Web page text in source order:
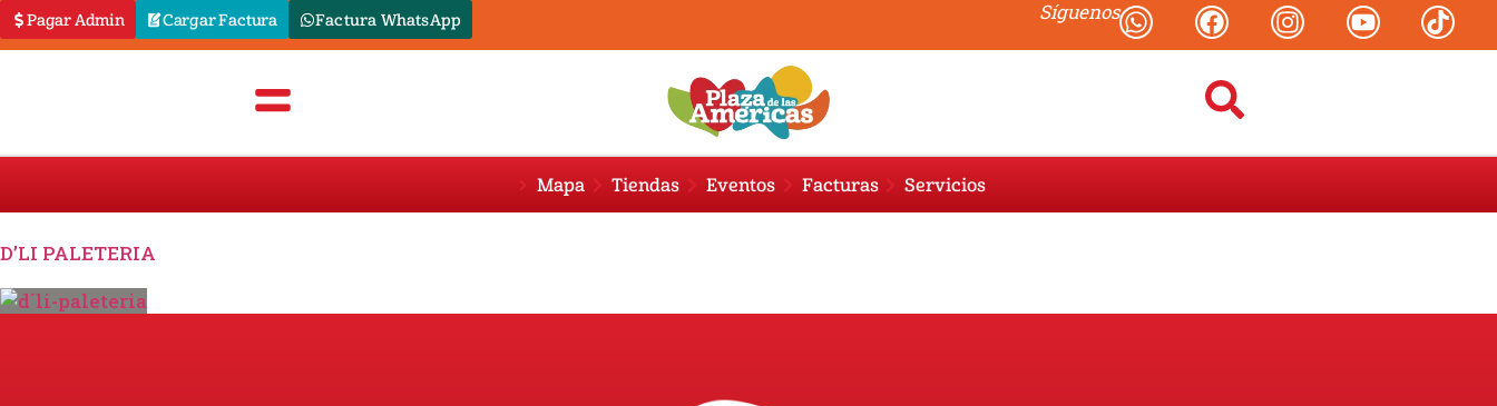
Pagar Admin Cargar Factura Factura WhatsApp Síguenos
Mapa Tiendas Eventos Facturas Servicios
D’LI PALETERIA